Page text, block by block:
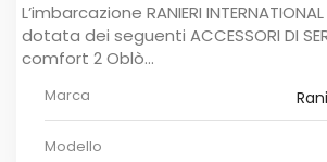
L’imbarcazione RANIERI
dotata dei seguenti ACCESSORI DI
comfort 2 Oblò...
Marca
Modello